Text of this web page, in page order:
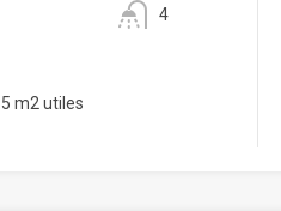
4
m2 utiles